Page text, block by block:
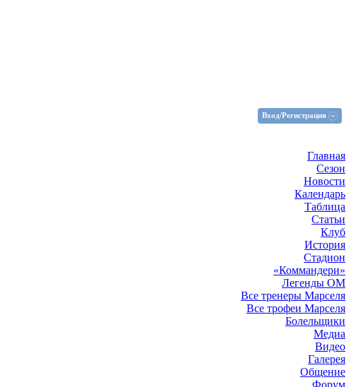
Вход/Регистрация
Главная
Сезон
Новости
Календарь
Таблица
Статьи
Клуб
История
Стадион
«Коммандери»
Легенды ОМ
Все тренеры Марселя
Все трофеи Марселя
Болельщики
Медиа
Видео
Галерея
Общение
Форум